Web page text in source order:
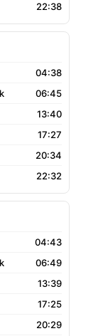
22:38
04:38
06:45
13:40
17:27
20:34
22:32
04:43
06:49
13:39
17:25
20:29